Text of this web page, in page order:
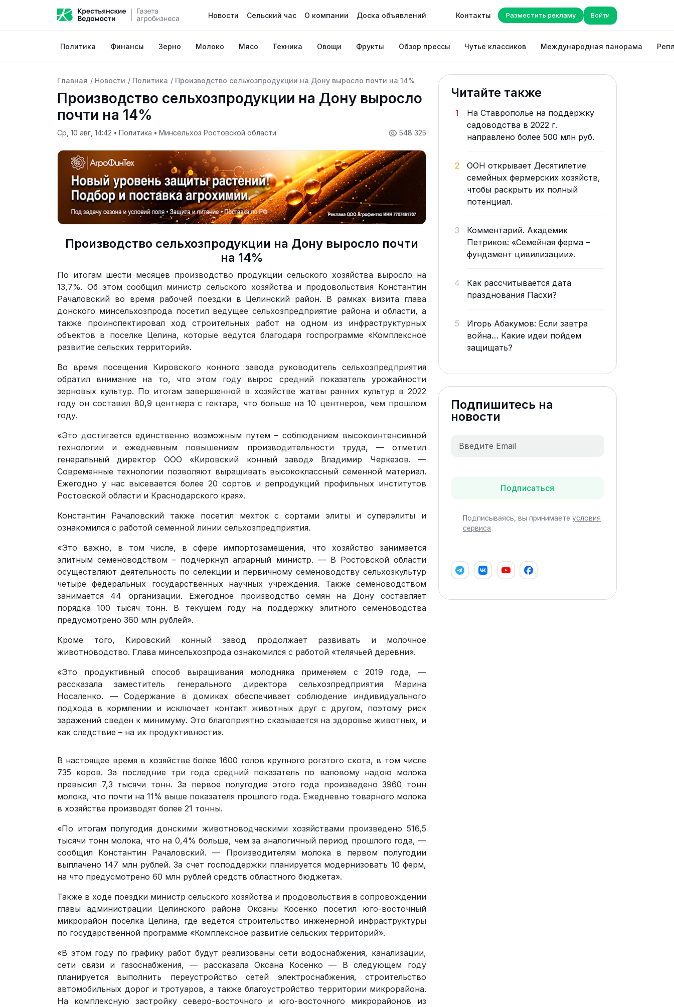
Новости Сельский час О компании Доска объявлений Контакты Разместить рекламу Войти
Политика Финансы Зерно Молоко Мясо Техника Овощи Фрукты Обзор прессы Чутьё классиков Международная панорама
Главная / Новости / Политика / Производство сельхозпродукции на Дону выросло почти на 14%
Производство сельхозпродукции на Дону выросло
почти на 14%
548 325
Ср, 10 авг, 14:42 • Политика • Минсельхоз Ростовской области
Производство сельхозпродукции на Дону выросло почти
на 14%
По итогам шести месяцев производство продукции сельского хозяйства выросло на
13,7%. Об этом сообщил министр сельского хозяйства и продовольствия Константин
Рачаловский во время рабочей поездки в Целинский район. В рамках визита глава
донского минсельхозпрода посетил ведущее сельхозпредприятие района и области, а
также проинспектировал ход строительных работ на одном из инфраструктурных
объектов в поселке Целина, которые ведутся благодаря госпрограмме «Комплексное
развитие сельских территорий».
Во время посещения Кировского конного завода руководитель сельхозпредприятия
обратил внимание на то, что этом году вырос средний показатель урожайности
зерновых культур. По итогам завершенной в хозяйстве жатвы ранних культур в 2022
году он составил 80,9 центнера с гектара, что больше на 10 центнеров, чем прошлом
году.
«Это достигается единственно возможным путем – соблюдением высокоинтенсивной
технологии и ежедневным повышением производительности труда, — отметил
генеральный директор ООО «Кировский конный завод» Владимир Черкезов. —
Современные технологии позволяют выращивать высококлассный семенной материал.
Ежегодно у нас высевается более 20 сортов и репродукций профильных институтов
Ростовской области и Краснодарского края».
Константин Рачаловский также посетил мехток с сортами элиты и суперэлиты и
ознакомился с работой семенной линии сельхозпредприятия.
«Это важно, в том числе, в сфере импортозамещения, что хозяйство занимается
элитным семеноводством – подчеркнул аграрный министр. — В Ростовской области
осуществляют деятельность по селекции и первичному семеноводству сельхозкультур
четыре федеральных государственных научных учреждения. Также семеноводством
занимается 44 организации. Ежегодное производство семян на Дону составляет
порядка 100 тысяч тонн. В текущем году на поддержку элитного семеноводства
предусмотрено 360 млн рублей».
Кроме того, Кировский конный завод продолжает развивать и молочное
животноводство. Глава минсельхозпрода ознакомился с работой «телячьей деревни».
«Это продуктивный способ выращивания молодняка применяем с 2019 года, —
рассказала заместитель генерального директора сельхозпредприятия Марина
Носаленко. — Содержание в домиках обеспечивает соблюдение индивидуального
подхода в кормлении и исключает контакт животных друг с другом, поэтому риск
заражений сведен к минимуму. Это благоприятно сказывается на здоровье животных, и
как следствие – на их продуктивности».
В настоящее время в хозяйстве более 1600 голов крупного рогатого скота, в том числе
735 коров. За последние три года средний показатель по валовому надою молока
превысил 7,3 тысячи тонн. За первое полугодие этого года произведено 3960 тонн
молока, что почти на 11% выше показателя прошлого года. Ежедневно товарного молока
в хозяйстве производят более 21 тонны.
«По итогам полугодия донскими животноводческими хозяйствами произведено 516,5
тысячи тонн молока, что на 0,4% больше, чем за аналогичный период прошлого года, —
сообщил Константин Рачаловский. — Производителям молока в первом полугодии
выплачено 147 млн рублей. За счет господдержки планируется модернизовать 10 ферм,
на что предусмотрено 60 млн рублей средств областного бюджета».
Также в ходе поездки министр сельского хозяйства и продовольствия в сопровождении
главы администрации Целинского района Оксаны Косенко посетил юго-восточный
микрорайон поселка Целина, где ведется строительство инженерной инфраструктуры
по государственной программе «Комплексное развитие сельских территорий».
«В этом году по графику работ будут реализованы сети водоснабжения, канализации,
сети связи и газоснабжения, — рассказала Оксана Косенко — В следующем году
планируется выполнить переустройство сетей электроснабжения, строительство
автомобильных дорог и тротуаров, а также благоустройство территории микрорайона.
На комплексную застройку северо-восточного и юго-восточного микрорайонов из
Читайте также
1
На Ставрополье на поддержку
садоводства в 2022 г.
направлено более 500 млн руб.
2
ООН открывает Десятилетие
семейных фермерских хозяйств,
чтобы раскрыть их полный
потенциал.
3
Комментарий. Академик
Петриков: «Семейная ферма –
фундамент цивилизации».
4
Как рассчитывается дата
празднования Пасхи?
5
Игорь Абакумов: Если завтра
война… Какие идеи пойдем
защищать?
Подпишитесь на
новости
Подписаться
Подписываясь, вы принимаете условия
сервиса